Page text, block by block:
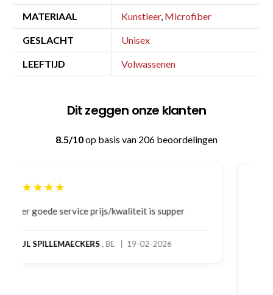
MATERIAAL Kunstleer, Microfiber
GESLACHT Unisex
LEEFTIJD Volwassenen
Dit zeggen onze klanten
8.5/10op basis van 206 beoordelingen
★★★★★
Bestelling gedaan vanwege goede prijzen en
bestelling al ontvangen met gifts, waardoor je